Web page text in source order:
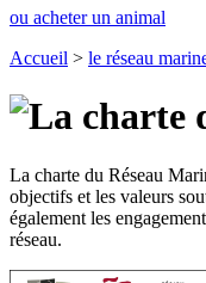
ou acheter un animal
Accueil > le réseau
La charte du Réseau
objectifs et les valeurs
également les
réseau.